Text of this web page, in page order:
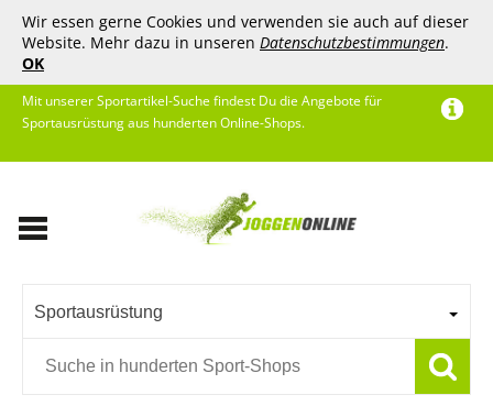
Wir essen gerne Cookies und verwenden sie auch auf dieser
Website. Mehr dazu in unseren Datenschutzbestimmungen.
OK
Mit unserer Sportartikel-Suche findest Du die Angebote für
Sportausrüstung aus hunderten Online-Shops.
Sportausrüstung